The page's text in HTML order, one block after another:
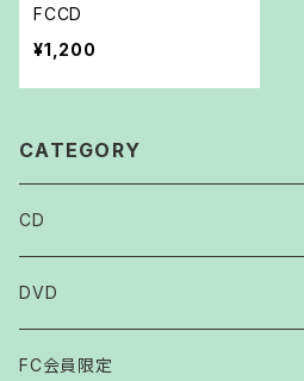
FCCD
¥1,200
CATEGORY
CD
DVD
FC会員限定